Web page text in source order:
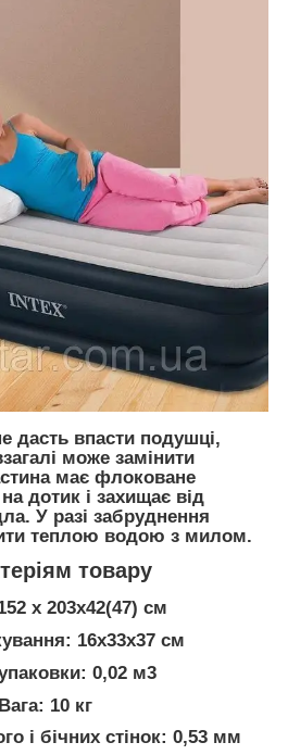
дасть впасти подушці,
може замінити
має флоковане
дотик і захищає від
У разі забруднення
теплою водою з милом.
товару
x 203x42(47) см
16x33x37 см
0,02 м3
Вага: 10 кг
і бічних стінок: 0,53 мм